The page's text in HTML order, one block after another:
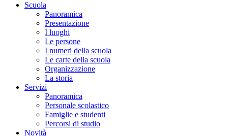
Scuola
Panoramica
Presentazione
I luoghi
Le persone
I numeri della scuola
Le carte della scuola
Organizzazione
La storia
Servizi
Panoramica
Personale scolastico
Famiglie e studenti
Percorsi di studio
Novità